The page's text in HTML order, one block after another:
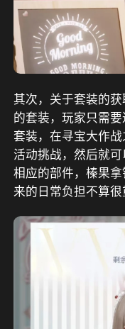
其次，关于套装的
的套装，玩家只需
套装，在寻宝大作
活动挑战，然后就
相应的部件，榛果
来的日常负担不算很